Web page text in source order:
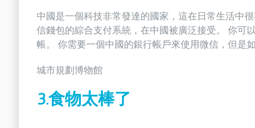
中國是一個科技非常發達的國家，這在日常生活中
信錢包的綜合支付系統，在中國被廣泛接受。 你可
帳。 你需要一個中國的銀行帳戶來使用微信，但是
城市規劃博物館
3.食物太棒了